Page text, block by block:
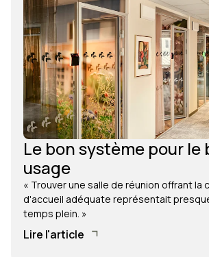
Le bon système pour le
usage
« Trouver une salle de réunion offrant la
d'accueil adéquate représentait
temps plein. »
Lire l'article